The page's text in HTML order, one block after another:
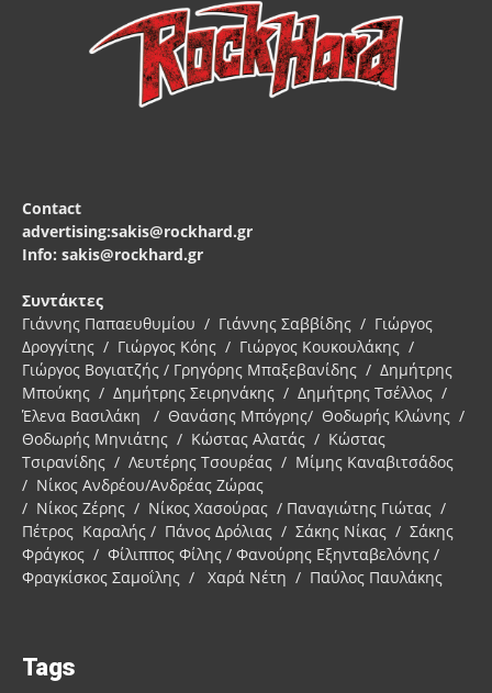
Contact
advertising:sakis@rockhard.gr
Info: sakis@rockhard.gr
Συντάκτες
Γιάννης Παπαευθυμίου / Γιάννης Σαββίδης / Γιώργος
Δρογγίτης / Γιώργος Κόης / Γιώργος Κουκουλάκης /
Γιώργος Βογιατζής / Γρηγόρης Μπαξεβανίδης / Δημήτρης
Μπούκης / Δημήτρης Σειρηνάκης / Δημήτρης Τσέλλος /
Έλενα Βασιλάκη / Θανάσης Μπόγρης/ Θοδωρής Κλώνης /
Θοδωρής Μηνιάτης / Κώστας Αλατάς / Κώστας
Τσιρανίδης / Λευτέρης Τσουρέας / Μίμης Καναβιτσάδος
/ Νίκος Ανδρέου/Ανδρέας Ζώρας
/ Νίκος Ζέρης / Νίκος Χασούρας / Παναγιώτης Γιώτας /
Πέτρος Καραλής / Πάνος Δρόλιας / Σάκης Νίκας / Σάκης
Φράγκος / Φίλιππος Φίλης / Φανούρης Εξηνταβελόνης /
Φραγκίσκος Σαμοΐλης / Χαρά Νέτη / Παύλος Παυλάκης
Tags